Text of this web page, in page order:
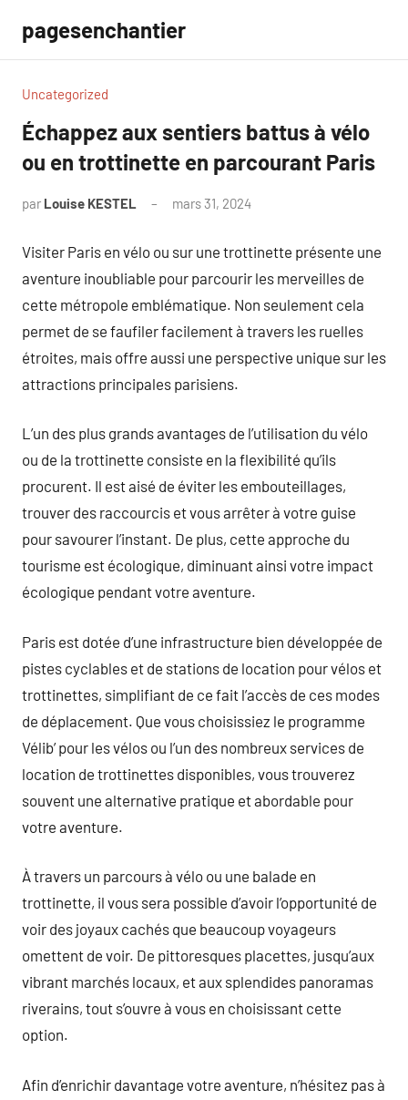
contenu
pagesenchantier
Uncategorized
Échappez aux sentiers battus à vélo
ou en trottinette en parcourant Paris
par Louise KESTEL mars 31, 2024
Visiter Paris en vélo ou sur une trottinette présente une
aventure inoubliable pour parcourir les merveilles de
cette métropole emblématique. Non seulement cela
permet de se faufiler facilement à travers les ruelles
étroites, mais offre aussi une perspective unique sur les
attractions principales parisiens.
L’un des plus grands avantages de l’utilisation du vélo
ou de la trottinette consiste en la flexibilité qu’ils
procurent. Il est aisé de éviter les embouteillages,
trouver des raccourcis et vous arrêter à votre guise
pour savourer l’instant. De plus, cette approche du
tourisme est écologique, diminuant ainsi votre impact
écologique pendant votre aventure.
Paris est dotée d’une infrastructure bien développée de
pistes cyclables et de stations de location pour vélos et
trottinettes, simplifiant de ce fait l’accès de ces modes
de déplacement. Que vous choisissiez le programme
Vélib’ pour les vélos ou l’un des nombreux services de
location de trottinettes disponibles, vous trouverez
souvent une alternative pratique et abordable pour
votre aventure.
À travers un parcours à vélo ou une balade en
trottinette, il vous sera possible d’avoir l’opportunité de
voir des joyaux cachés que beaucoup voyageurs
omettent de voir. De pittoresques placettes, jusqu’aux
vibrant marchés locaux, et aux splendides panoramas
riverains, tout s’ouvre à vous en choisissant cette
option.
Afin d’enrichir davantage votre aventure, n’hésitez pas à